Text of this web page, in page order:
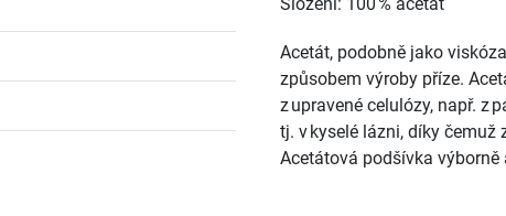
Acetát, podobně jako
způsobem výroby příze.
z upravené celulózy, např. z
tj. v kyselé lázni, díky
Acetátová podšívka